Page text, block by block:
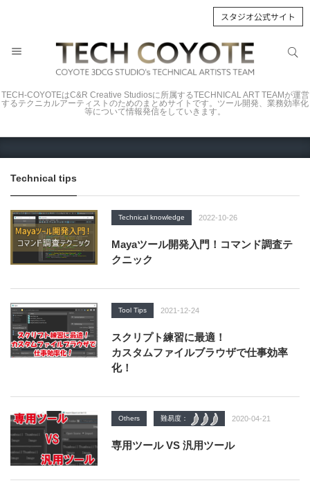
スタジオ公式サイト
TECH-COYOTEはC&R Creative Studiosに所属するTECHNICAL ART TEAMが運営
するテクニカルアーティストのためのまとめサイトです。ツール開発、業務効率化
等について情報発信をしていきます。
Technical tips
Technical knowledge 2022-10-26
Mayaツール開発入門！コマンド調査テ
クニック
Tool Tips 2021-12-24
スクリプト練習に最適！
カスタムファイルブラウザで仕事効率
化！
Others 難易度： 2020-04-21
専用ツール VS 汎用ツール
サイト内検索